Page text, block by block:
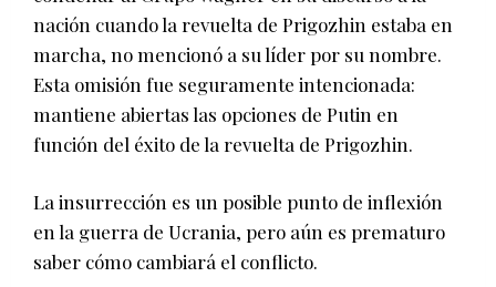
nación cuando la revuelta de Prigozhin estaba en
marcha, no mencionó a su líder por su nombre.
Esta omisión fue seguramente intencionada:
mantiene abiertas las opciones de Putin en
función del éxito de la revuelta de Prigozhin.
La insurrección es un posible punto de inflexión
en la guerra de Ucrania, pero aún es prematuro
saber cómo cambiará el conflicto.